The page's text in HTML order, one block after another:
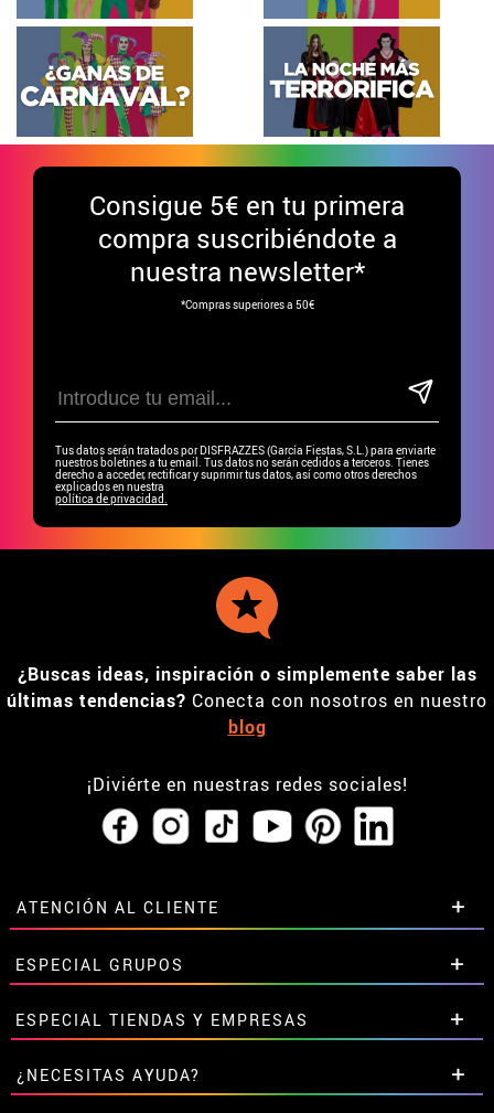
Consigue 5€ en tu primera
compra suscribiéndote a
nuestra newsletter*
*Compras superiores a 50€
Tus datos serán tratados por DISFRAZZES (García Fiestas, S.L.) para enviarte
nuestros boletines a tu email. Tus datos no serán cedidos a terceros. Tienes
derecho a acceder, rectificar y suprimir tus datos, así como otros derechos
explicados en nuestra
política de privacidad.
¿Buscas ideas, inspiración o simplemente saber las
últimas tendencias? Conecta con nosotros en nuestro
blog
¡Diviérte en nuestras redes sociales!
ATENCIÓN AL CLIENTE
• Horario tienda IBI
•Descuento estudiantes
• Sobre nosotros
• Condiciones de venta
• Aviso legal yPrivacidad
• Atencion al cliente
ESPECIAL GRUPOS
Descuentos especiales para grupos.
Contáctanos aquí
ESPECIAL TIENDAS Y EMPRESAS
Descuentos exclusivos para tiendas y empresas.
Contáctanos aquí
¿NECESITAS AYUDA?